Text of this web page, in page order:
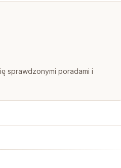
sprawdzonymi poradami i